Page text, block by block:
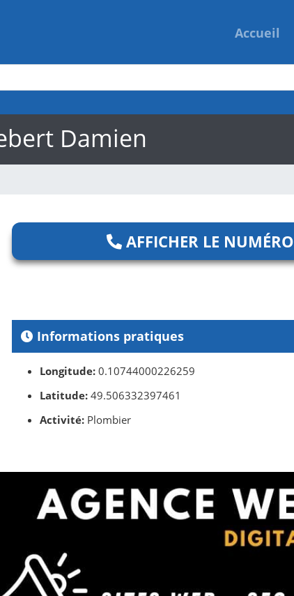
Accueil
Damien
AFFICHER LE NUMÉRO
Informations pratiques
Longitude: 0.10744000226259
Latitude: 49.506332397461
Activité: Plombier